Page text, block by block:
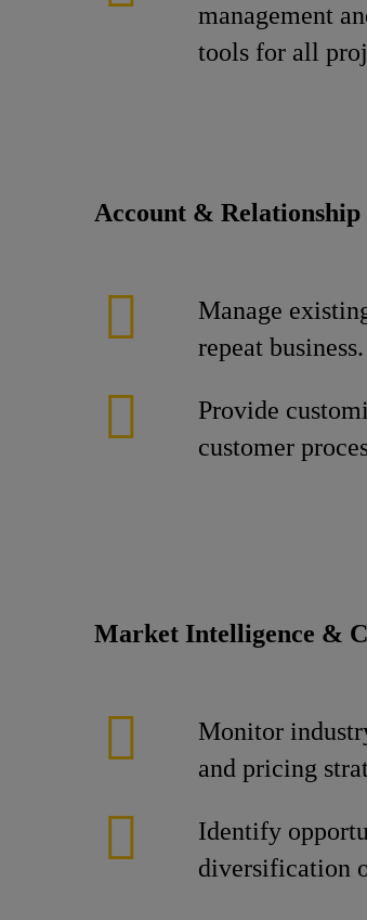
management
tools for all
Account & Relationship
Manage
repeat business.
Provide
customer
Market Intelligence &
Monitor
and pricing
Identify
diversification